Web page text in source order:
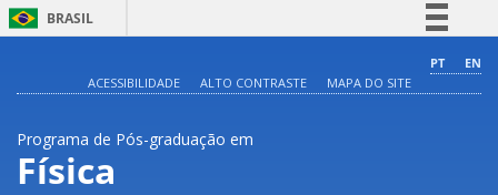
BRASIL
Comunica BR
PT
EN
ACESSIBILIDADE
ALTO CONTRASTE MAPA DO SITE
Programa de Pós-graduação em
Física